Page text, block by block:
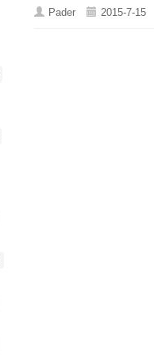
Pader 2015-7-15